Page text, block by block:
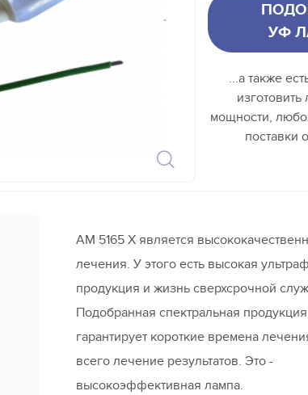
`
УФ
...а также
мощности,
поставки
AM 5165 X является
лечения. У этого есть высокая
продукция и жизнь сверхсрочной
Подобранная спектральная
гарантирует короткие времена
всего лечение результатов. Это -
высокоэффективная лампа.